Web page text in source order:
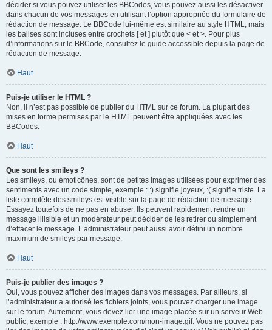
décider si vous pouvez utiliser les BBCodes, vous pouvez aussi les désactiver
dans chacun de vos messages en utilisant l’option appropriée du formulaire de
rédaction de message. Le BBCode lui-même est similaire au style HTML, mais
les balises sont incluses entre crochets [ et ] plutôt que < et >. Pour plus
d’informations sur le BBCode, consultez le guide accessible depuis la page de
rédaction de message.
Haut
Puis-je utiliser le HTML ?
Non, il n’est pas possible de publier du HTML sur ce forum. La plupart des
mises en forme permises par le HTML peuvent être appliquées avec les
BBCodes.
Haut
Que sont les smileys ?
Les smileys, ou émoticônes, sont de petites images utilisées pour exprimer des
sentiments avec un code simple, exemple : :) signifie joyeux, :( signifie triste. La
liste complète des smileys est visible sur la page de rédaction de message.
Essayez toutefois de ne pas en abuser. Ils peuvent rapidement rendre un
message illisible et un modérateur peut décider de les retirer ou simplement
d’effacer le message. L’administrateur peut aussi avoir défini un nombre
maximum de smileys par message.
Haut
Puis-je publier des images ?
Oui, vous pouvez afficher des images dans vos messages. Par ailleurs, si
l’administrateur a autorisé les fichiers joints, vous pouvez charger une image
sur le forum. Autrement, vous devez lier une image placée sur un serveur Web
public, exemple : http://www.exemple.com/mon-image.gif. Vous ne pouvez pas